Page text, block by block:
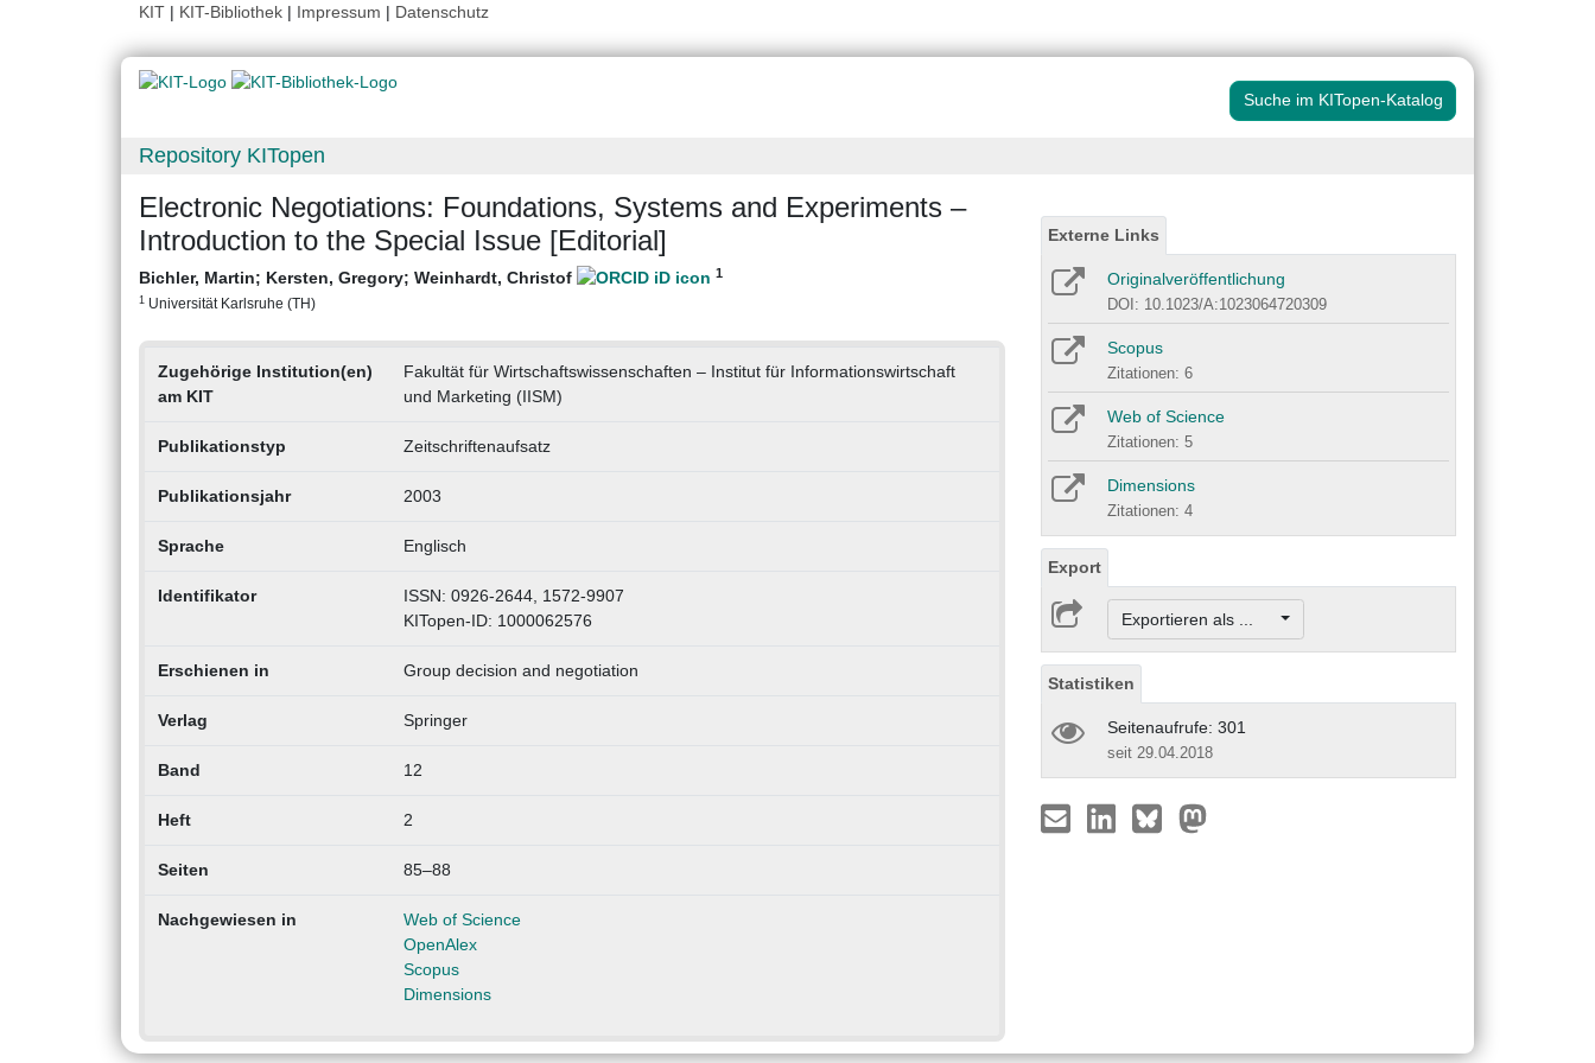
KIT | KIT-Bibliothek | Impressum | Datenschutz
Suche im KITopen-Katalog
Repository KITopen
Electronic Negotiations: Foundations, Systems and Experiments –
Introduction to the Special Issue [Editorial]
Bichler, Martin; Kersten, Gregory; Weinhardt, Christof 1
1 Universität Karlsruhe (TH)
Zugehörige Institution(en)
am KIT
Fakultät für Wirtschaftswissenschaften – Institut für Informationswirtschaft
und Marketing (IISM)
Publikationstyp Zeitschriftenaufsatz
Publikationsjahr 2003
Sprache Englisch
Identifikator
ISSN: 0926-2644, 1572-9907
KITopen-ID: 1000062576
Erschienen in Group decision and negotiation
Verlag Springer
Band 12
Heft 2
Seiten 85–88
Nachgewiesen in
Web of Science
OpenAlex
Scopus
Dimensions
Externe Links
Originalveröffentlichung
DOI: 10.1023/A:1023064720309
Scopus
Zitationen: 6
Web of Science
Zitationen: 5
Dimensions
Zitationen: 4
Export
Exportieren als ...
Statistiken
Seitenaufrufe: 301
seit 29.04.2018